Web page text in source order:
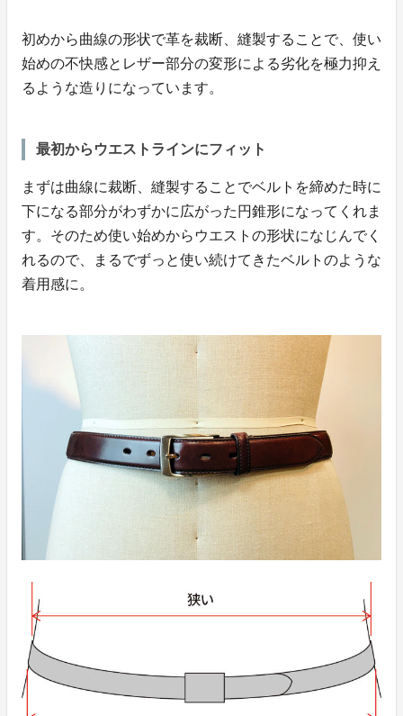
初めから曲線の形状で革を裁断、縫製することで、使い
始めの不快感とレザー部分の変形による劣化を極力抑え
るような造りになっています。
最初からウエストラインにフィット
まずは曲線に裁断、縫製することでベルトを締めた時に
下になる部分がわずかに広がった円錐形になってくれま
す。そのため使い始めからウエストの形状になじんでく
れるので、まるでずっと使い続けてきたベルトのような
着用感に。